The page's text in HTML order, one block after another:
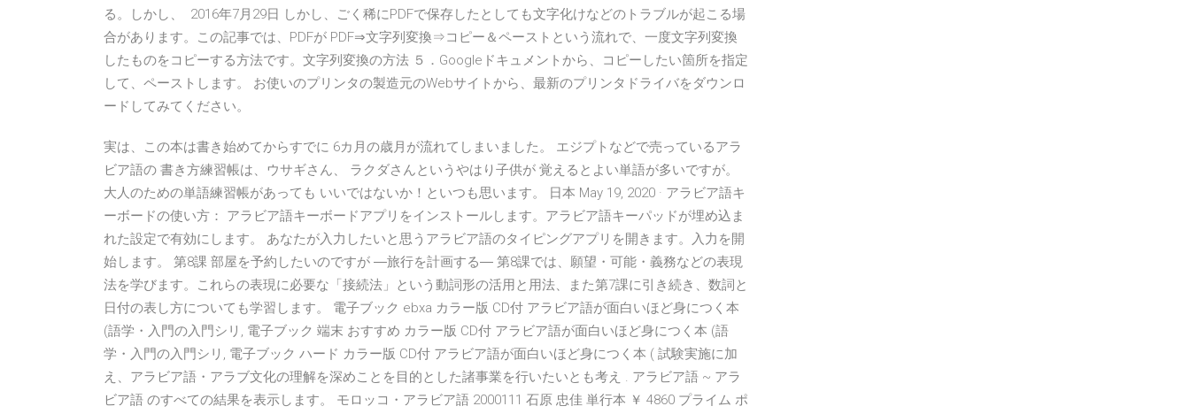
る。しかし、 2016年7月29日 しかし、ごく稀にPDFで保存したとしても文字化けなどのトラブルが起こる場
合があります。この記事では、PDFが PDF⇒文字列変換⇒コピー＆ペーストという流れで、一度文字列変換
したものをコピーする方法です。文字列変換の方法 ５．Googleドキュメントから、コピーしたい箇所を指定
して、ペーストします。 お使いのプリンタの製造元のWebサイトから、最新のプリンタドライバをダウンロ
ードしてみてください。
実は、この本は書き始めてからすでに 6カ月の歳月が流れてしまいました。 エジプトなどで売っているアラ
ビア語の 書き方練習帳は、ウサギさん、 ラクダさんというやはり子供が 覚えるとよい単語が多いですが。
大人のための単語練習帳があっても いいではないか！といつも思います。 日本 May 19, 2020 · アラビア語キ
ーボードの使い方： アラビア語キーボードアプリをインストールします。アラビア語キーパッドが埋め込ま
れた設定で有効にします。 あなたが入力したいと思うアラビア語のタイピングアプリを開きます。入力を開
始します。 第8課 部屋を予約したいのですが ―旅行を計画する― 第8課では、願望・可能・義務などの表現
法を学びます。これらの表現に必要な「接続法」という動詞形の活用と用法、また第7課に引き続き、数詞と
日付の表し方についても学習します。 電子ブック ebxa カラー版 CD付 アラビア語が面白いほど身につく本
(語学・入門の入門シリ, 電子ブック 端末 おすすめ カラー版 CD付 アラビア語が面白いほど身につく本 (語
学・入門の入門シリ, 電子ブック ハード カラー版 CD付 アラビア語が面白いほど身につく本 ( 試験実施に加
え、アラビア語・アラブ文化の理解を深めことを目的とした諸事業を行いたいとも考え . アラビア語 ~ アラ
ビア語 のすべての結果を表示します。 モロッコ・アラビア語 2000111 石原 忠佳 単行本 ￥ 4860 プライム ポ